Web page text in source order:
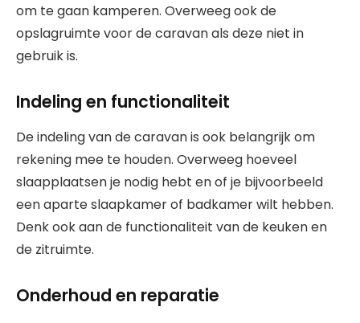
om te gaan kamperen. Overweeg ook de
opslagruimte voor de caravan als deze niet in
gebruik is.
Indeling en functionaliteit
De indeling van de caravan is ook belangrijk om
rekening mee te houden. Overweeg hoeveel
slaapplaatsen je nodig hebt en of je bijvoorbeeld
een aparte slaapkamer of badkamer wilt hebben.
Denk ook aan de functionaliteit van de keuken en
de zitruimte.
Onderhoud en reparatie